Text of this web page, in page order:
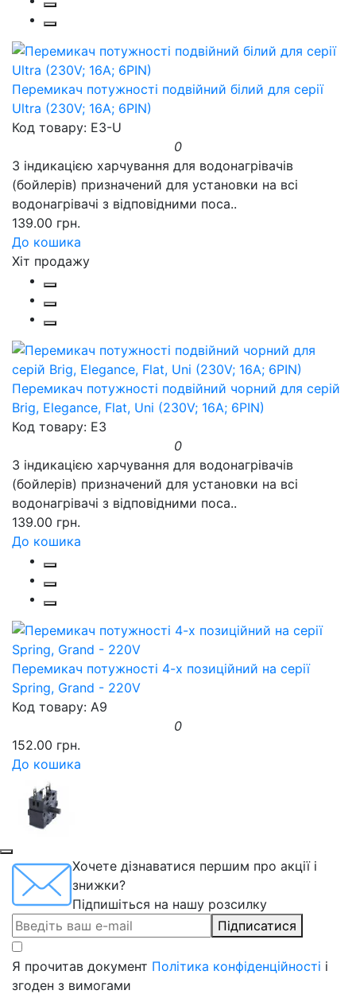
Перемикач потужності подвійний білий для серії
Ultra (230V; 16A; 6PIN)
Код товару: E3-U
0
З індикацією харчування для водонагрівачів
(бойлерів) призначений для установки на всі
водонагрівачі з відповідними поса..
139.00 грн.
До кошика
Хіт продажу
Перемикач потужності подвійний чорний для серій
Brig, Elegance, Flat, Uni (230V; 16A; 6PIN)
Код товару: E3
0
З індикацією харчування для водонагрівачів
(бойлерів) призначений для установки на всі
водонагрівачі з відповідними поса..
139.00 грн.
До кошика
Перемикач потужності 4-х позиційний на серії
Spring, Grand - 220V
Код товару: A9
0
152.00 грн.
До кошика
Хочете дізнаватися першим про акції і
знижки?
Підпишіться на нашу розсилку
Підписатися
Я прочитав документ Політика конфіденційності і
згоден з вимогами